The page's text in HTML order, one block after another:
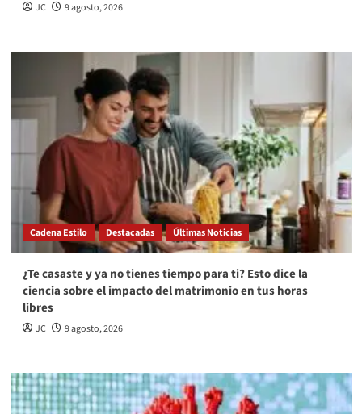
JC 9 agosto, 2026
Cadena Estilo Destacadas Últimas Noticias
¿Te casaste y ya no tienes tiempo para ti? Esto dice la
ciencia sobre el impacto del matrimonio en tus horas
libres
JC 9 agosto, 2026